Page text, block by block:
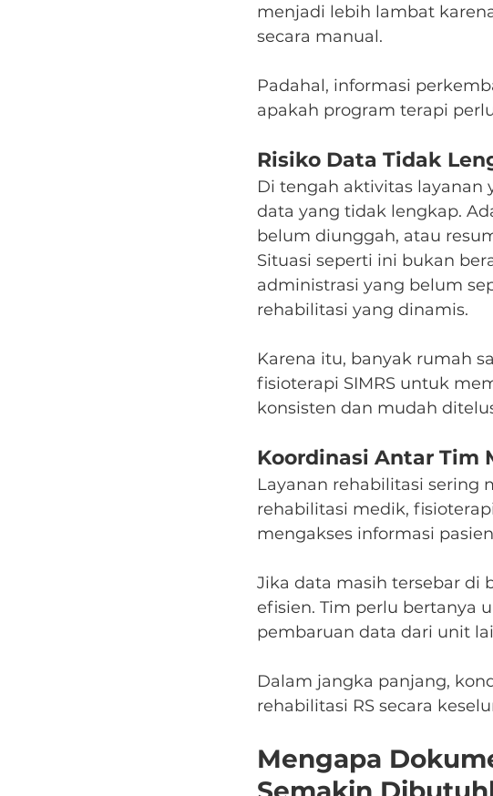
menjadi lebih lambat
secara manual.
Padahal, informasi
apakah program terapi
Risiko Data Tidak
Di tengah aktivitas
data yang tidak lengkap.
belum diunggah, atau
Situasi seperti ini bukan
administrasi yang belum
rehabilitasi yang dinamis.
Karena itu, banyak rumah
fisioterapi SIMRS untuk
konsisten dan mudah
Koordinasi Antar Tim
Layanan rehabilitasi sering
rehabilitasi medik,
mengakses informasi
Jika data masih tersebar di
efisien. Tim perlu bertanya
pembaruan data dari unit
Dalam jangka panjang,
rehabilitasi RS secara
Mengapa